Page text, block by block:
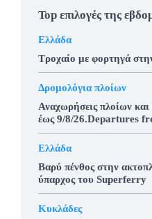
Top επιλογές της
Ελλάδα
Τροχαίο με φορτηγά
Δρομολόγια πλοίων
Αναχωρήσεις πλοίων
έως 9/8/26.Departures
Ελλάδα
Βαρύ πένθος στην
ύπαρχος του Superferry
Κυκλάδες